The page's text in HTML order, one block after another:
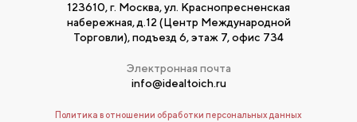
123610, г. Москва, ул. Краснопресненская
набережная, д.12 (Центр Международной
Торговли), подъезд 6, этаж 7, офис 734
Электронная почта
info@idealtoich.ru
Политика в отношении обработки персональных данных